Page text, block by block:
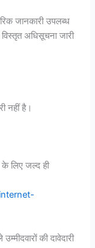
जानकारी उपलब्ध
अधिसूचना जारी
नहीं है।
लिए जल्द ही
की दावेदारी